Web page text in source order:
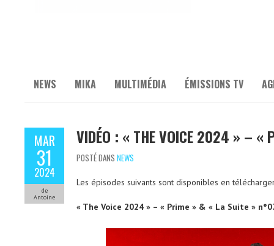
NEWS MIKA MULTIMÉDIA ÉMISSIONS TV
MAR
31
2024
de
Antoine
VIDÉO : « THE VOICE 2024 » – «
POSTÉ DANS NEWS
Les épisodes suivants sont disponibles en
« The Voice 2024 » – « Prime » & « La Suite »